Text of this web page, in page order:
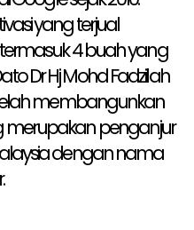
yang terjual
termasuk 4 buah yang
Dr Hj Mohd Fadzilah
telah membangunkan
merupakan penganjur
dengan nama